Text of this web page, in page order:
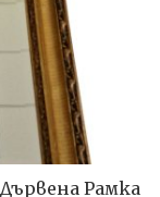
Рамка